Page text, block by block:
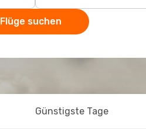
Flüge suchen
Günstigste Tage